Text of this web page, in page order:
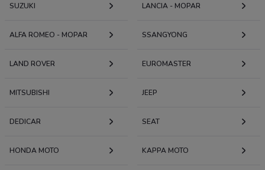
SUZUKI LANCIA - MOPAR
ALFA ROMEO - MOPAR SSANGYONG
LAND ROVER EUROMASTER
MITSUBISHI JEEP
DEDICAR SEAT
HONDA MOTO KAPPA MOTO